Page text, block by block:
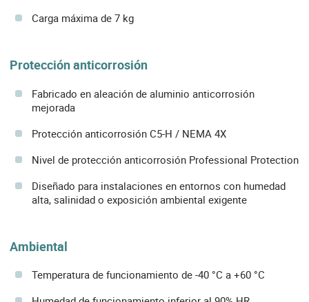
Carga máxima de 7 kg
Protección anticorrosión
Fabricado en aleación de aluminio anticorrosión
mejorada
Protección anticorrosión C5-H / NEMA 4X
Nivel de protección anticorrosión Professional Protection
Diseñado para instalaciones en entornos con humedad
alta, salinidad o exposición ambiental exigente
Ambiental
Temperatura de funcionamiento de -40 °C a +60 °C